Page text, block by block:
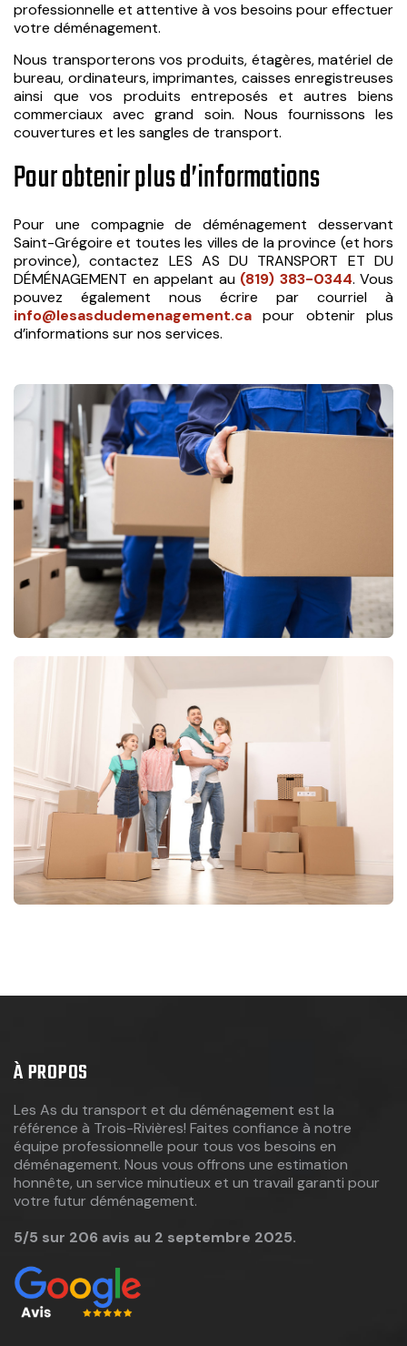
professionnelle et attentive à vos besoins pour effectuer
votre déménagement.
Nous transporterons vos produits, étagères, matériel de
bureau, ordinateurs, imprimantes, caisses enregistreuses
ainsi que vos produits entreposés et autres biens
commerciaux avec grand soin. Nous fournissons les
couvertures et les sangles de transport.
Pour obtenir plus d’informations
Pour une compagnie de déménagement desservant
Saint-Grégoire et toutes les villes de la province (et hors
province), contactez LES AS DU TRANSPORT ET DU
DÉMÉNAGEMENT en appelant au (819) 383-0344. Vous
pouvez également nous écrire par courriel à
info@lesasdudemenagement.ca pour obtenir plus
d’informations sur nos services.
À PROPOS
Les As du transport et du déménagement est la
référence à Trois-Rivières! Faites confiance à notre
équipe professionnelle pour tous vos besoins en
déménagement. Nous vous offrons une estimation
honnête, un service minutieux et un travail garanti pour
votre futur déménagement.
5/5 sur 206 avis au 2 septembre 2025.